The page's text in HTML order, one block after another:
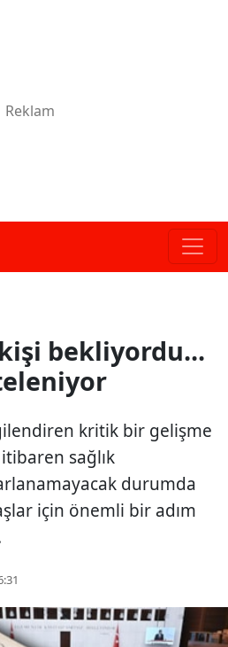
bekliyordu...
kritik bir gelişme
sağlık
durumda
için önemli bir adım